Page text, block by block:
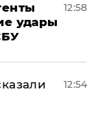
удары
12:58
12:54